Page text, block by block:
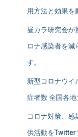
用方法と効果を
昼カラ研究会が
ロナ感染者を減
す。
新型コロナウイ
症者数 全国各地
コロナ対策、感
供活動をTwitter